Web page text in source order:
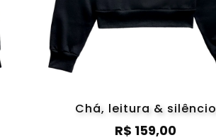
Chá, leitura & silêncio
R$ 159,00